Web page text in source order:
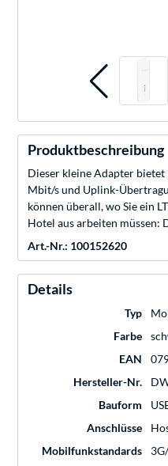
Produktbeschreibung
Dieser kleine Adapter
Mbit/s und Uplink-
können überall, wo Sie ein
Hotel aus arbeiten
Art.-Nr.: 100152620
Details
Typ
Farbe
EAN
Hersteller-Nr.
Bauform
Anschlüsse
Mobilfunkstandards